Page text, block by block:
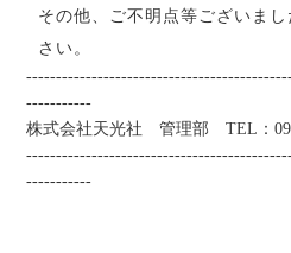
その他、ご不明点等ございま
さい。
-----------
株式会社天光社 管理部 TEL：
-----------